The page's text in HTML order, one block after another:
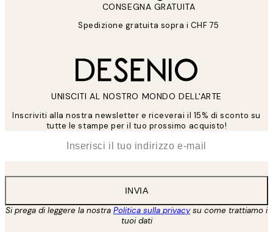
CONSEGNA GRATUITA
Spedizione gratuita sopra i CHF 75
UNISCITI AL NOSTRO MONDO DELL'ARTE
Inscriviti alla nostra newsletter e riceverai il 15% di sconto su
tutte le stampe per il tuo prossimo acquisto!
INVIA
Si prega di leggere la nostra Politica sulla privacysu come trattiamo i
tuoi dati